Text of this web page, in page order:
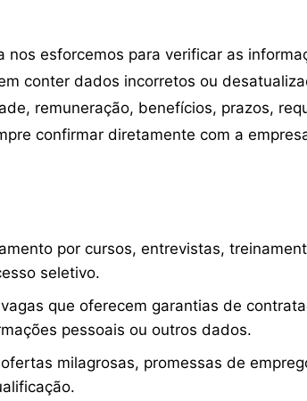
nos esforcemos para verificar as
conter dados incorretos ou
remuneração, benefícios, prazos,
confirmar diretamente com a
por cursos, entrevistas,
seletivo.
que oferecem garantias de
pessoais ou outros dados.
milagrosas, promessas de